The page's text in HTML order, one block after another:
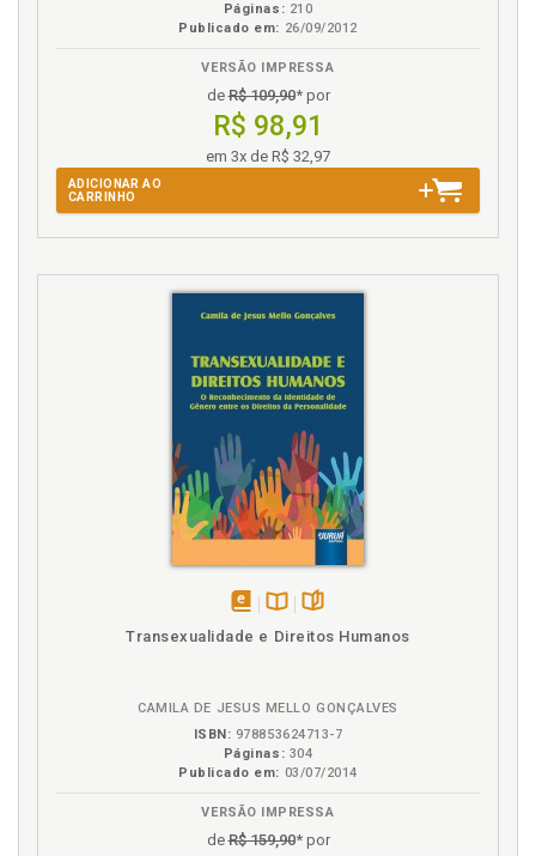
Páginas: 210
Publicado em: 26/09/2012
VERSÃO IMPRESSA
deR$ 109,90* por
R$ 98,91
em 3x de R$ 32,97
ADICIONAR AO
CARRINHO
disponível
Transexualidade e Direitos Humanos
CAMILA DE JESUS MELLO GONÇALVES
ISBN: 978853624713-7
Páginas: 304
Publicado em: 03/07/2014
VERSÃO IMPRESSA
deR$ 159,90* por